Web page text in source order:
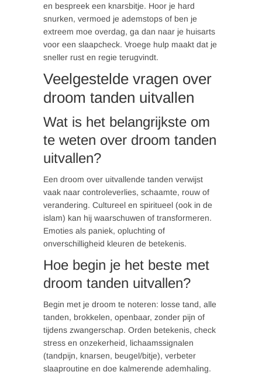
en bespreek een knarsbitje. Hoor je hard
snurken, vermoed je ademstops of ben je
extreem moe overdag, ga dan naar je huisarts
voor een slaapcheck. Vroege hulp maakt dat je
sneller rust en regie terugvindt.
Veelgestelde vragen over
droom tanden uitvallen
Wat is het belangrijkste om
te weten over droom tanden
uitvallen?
Een droom over uitvallende tanden verwijst
vaak naar controleverlies, schaamte, rouw of
verandering. Cultureel en spiritueel (ook in de
islam) kan hij waarschuwen of transformeren.
Emoties als paniek, opluchting of
onverschilligheid kleuren de betekenis.
Hoe begin je het beste met
droom tanden uitvallen?
Begin met je droom te noteren: losse tand, alle
tanden, brokkelen, openbaar, zonder pijn of
tijdens zwangerschap. Orden betekenis, check
stress en onzekerheid, lichaamssignalen
(tandpijn, knarsen, beugel/bitje), verbeter
slaaproutine en doe kalmerende ademhaling.